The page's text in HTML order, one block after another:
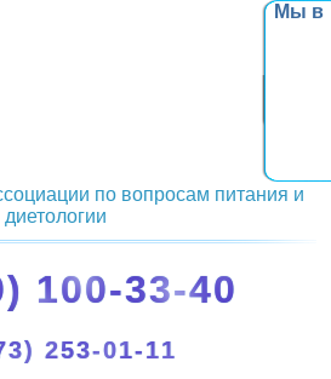
Мы в
по вопросам питания и
диетологии
100-33-40
253-01-11